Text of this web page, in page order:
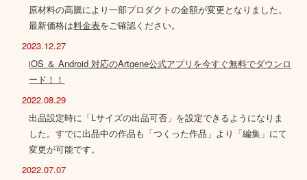
原材料の高騰により一部プロダクトの金額が変更となりました。
最新価格は料金表をご確認ください。
2023.12.27
iOS ＆ Android 対応のArtgene公式アプリを今すぐ無料でダウンロ
ード！！
2022.08.29
出品設定時に「Lサイズの出品可否」を設定できるようになりま
した。すでに出品中の作品も「つくった作品」より「編集」にて
変更が可能です。
2022.07.07